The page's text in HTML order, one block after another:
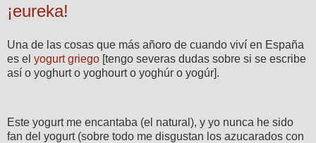
¡eureka!
Una de las cosas que más añoro de cuando viví en España
es el yogurt griego [tengo severas dudas sobre si se escribe
así o yoghurt o yoghourt o yoghúr o yogúr].
Este yogurt me encantaba (el natural), y yo nunca he sido
fan del yogurt (sobre todo me disgustan los azucarados con